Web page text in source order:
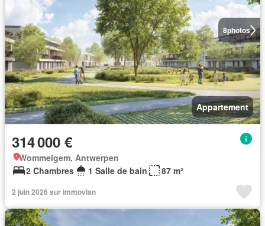
8photos
Appartement
314 000 €
Wommelgem, Antwerpen
2 Chambres
1 Salle de bain 87 m²
2 juin 2026 sur immovlan